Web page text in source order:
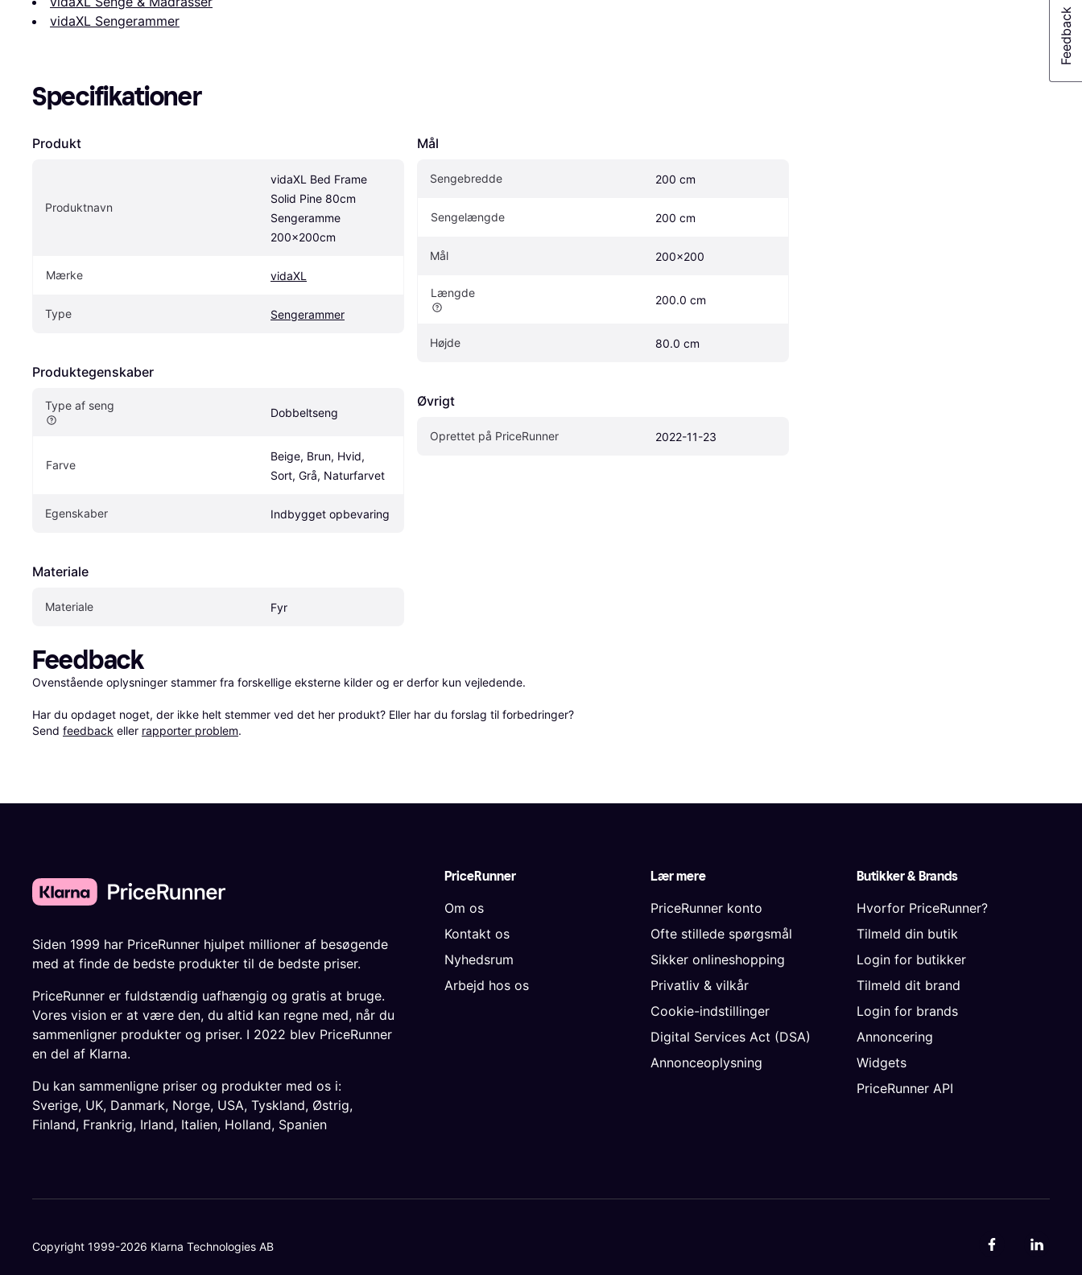
vidaXL Sengerammer
Specifikationer
Produkt
Produktnavn
vidaXL Bed Frame
Solid Pine 80cm
Sengeramme
200x200cm
Mærke vidaXL
Type Sengerammer
Produktegenskaber
Type af seng
Dobbeltseng
Farve
Beige, Brun, Hvid,
Sort, Grå, Naturfarvet
Egenskaber Indbygget opbevaring
Materiale
Materiale Fyr
Mål
Sengebredde 200 cm
Sengelængde 200 cm
Mål 200x200
Længde
200.0 cm
Højde 80.0 cm
Øvrigt
Oprettet på PriceRunner 2022-11-23
Feedback
Ovenstående oplysninger stammer fra forskellige eksterne kilder og er derfor kun vejledende.
Har du opdaget noget, der ikke helt stemmer ved det her produkt? Eller har du forslag til forbedringer?
Send feedback eller rapporter problem.
PriceRunner
Om os
Kontakt os
Nyhedsrum
Arbejd hos os
Lær mere
PriceRunner konto
Ofte stillede spørgsmål
Sikker onlineshopping
Privatliv & vilkår
Cookie-indstillinger
Digital Services Act (DSA)
Annonceoplysning
Butikker & Brands
Hvorfor PriceRunner?
Tilmeld din butik
Login for butikker
Tilmeld dit brand
Login for brands
Annoncering
Widgets
PriceRunner API
Siden 1999 har PriceRunner hjulpet millioner af besøgende
med at finde de bedste produkter til de bedste priser.
PriceRunner er fuldstændig uafhængig og gratis at bruge.
Vores vision er at være den, du altid kan regne med, når du
sammenligner produkter og priser. I 2022 blev PriceRunner
en del af Klarna.
Du kan sammenligne priser og produkter med os i:
Sverige, UK, Danmark, Norge, USA, Tyskland, Østrig,
Finland, Frankrig, Irland, Italien, Holland, Spanien
Copyright 1999-2026 Klarna Technologies AB